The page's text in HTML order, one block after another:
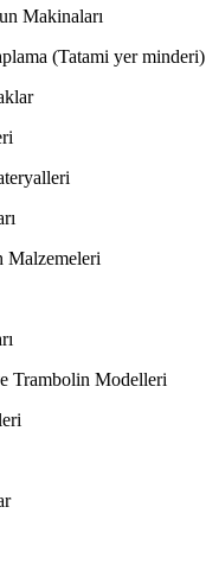
Makinaları
(Tatami yer minderi)
Malzemeleri
Trambolin Modelleri